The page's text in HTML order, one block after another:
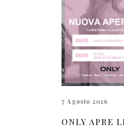
7 Agosto 2026
ONLY APRE